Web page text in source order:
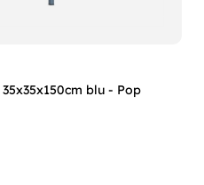
blu - Pop